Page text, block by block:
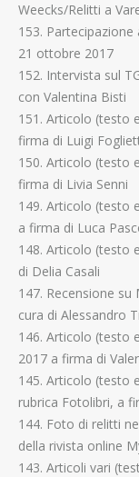
Weecks/Relitti a
153.
21 ottobre 2017
152. Intervista sul
con Valentina Bisti
151. Articolo (testo
firma di Luigi
150. Articolo (testo
firma di Livia Senni
149. Articolo (testo
a firma di Luca
148. Articolo (testo
di Delia Casali
147. Recensione
cura di Alessandro
146. Articolo (testo
2017 a firma di
145. Articolo (testo
rubrica Fotolibri, a
144. Foto di relitti
della rivista online
143. Articoli vari